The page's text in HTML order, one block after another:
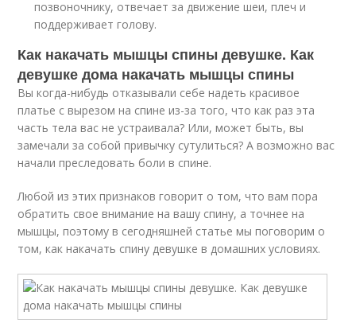
позвоночнику, отвечает за движение шеи, плеч и
поддерживает голову.
Как накачать мышцы спины девушке. Как
девушке дома накачать мышцы спины
Вы когда-нибудь отказывали себе надеть красивое
платье с вырезом на спине из-за того, что как раз эта
часть тела вас не устраивала? Или, может быть, вы
замечали за собой привычку сутулиться? А возможно вас
начали преследовать боли в спине.
Любой из этих признаков говорит о том, что вам пора
обратить свое внимание на вашу спину, а точнее на
мышцы, поэтому в сегодняшней статье мы поговорим о
том, как накачать спину девушке в домашних условиях.